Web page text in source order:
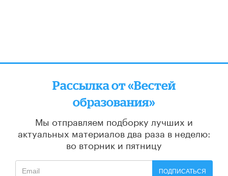
Рассылка от «Вестей
образования»
Мы отправляем подборку лучших и
актуальных материалов два раза в неделю:
во вторник и пятницу
ПОДПИСАТЬСЯ